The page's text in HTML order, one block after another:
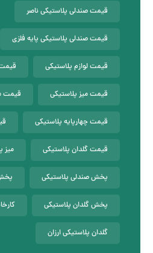
قیمت صندلی پلاستیکی ناصر
قیمت صندلی پلاستیکی پایه فلزی
قیمت لوازم پلاستیکی
قیمت میز پلاستیکی قیمت
قیمت چهارپایه پلاستیکی
قیمت گلدان پلاستیکی میز
پخش صندلی پلاستیکی
پخش گلدان پلاستیکی
گلدان پلاستیکی ارزان